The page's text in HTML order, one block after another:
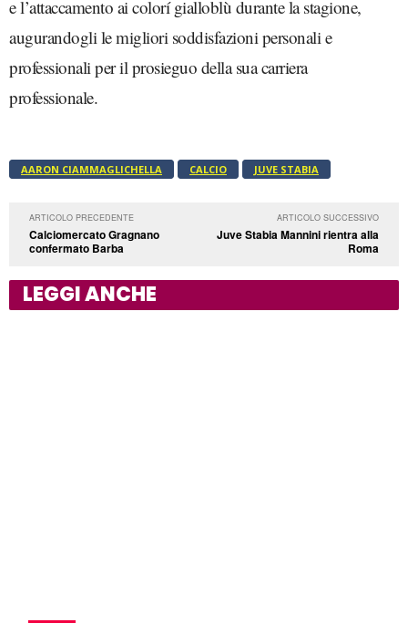
e l’attaccamento ai colorí gialloblù durante la stagione,
augurandogli le migliori soddisfazioni personali e
professionali per il prosieguo della sua carriera
professionale.
AARON CIAMMAGLICHELLA CALCIO JUVE STABIA
ARTICOLO PRECEDENTE
Calciomercato Gragnano
confermato Barba
ARTICOLO SUCCESSIVO
Juve Stabia Mannini rientra alla
Roma
LEGGI ANCHE